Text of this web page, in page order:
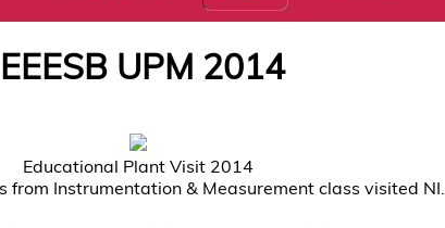
UPM 2014
Educational Plant Visit 2014
from Instrumentation & Measurement class visited NI.